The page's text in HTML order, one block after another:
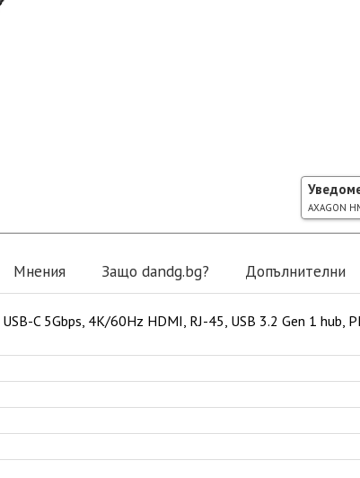
AXAGON
Мнения Защо dandg.bg? Допълнителни
C 5Gbps, 4K/60Hz HDMI, RJ-45, USB 3.2 Gen 1 hub,